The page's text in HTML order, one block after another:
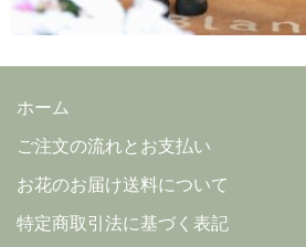
ホーム
ご注文の流れとお支払い
お花のお届け送料について
特定商取引法に基づく表記